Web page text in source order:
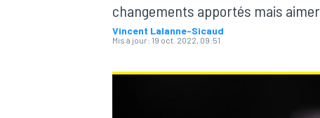
changements apportés mais
Vincent Lalanne-Sicaud
Mis à jour: 19 oct. 2022, 09:51